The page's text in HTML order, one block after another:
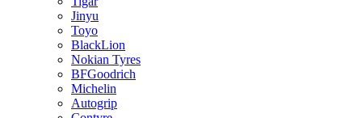
Jinyu
Toyo
BlackLion
Nokian Tyres
BFGoodrich
Michelin
Autogrip